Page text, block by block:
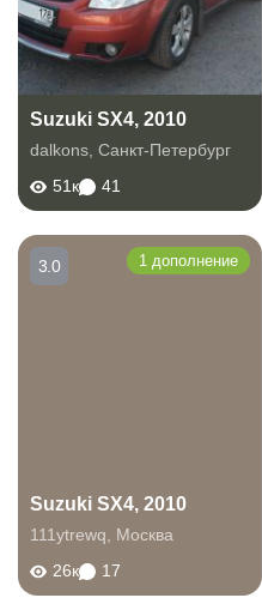
Suzuki SX4, 2010
dalkons Санкт-Петербург
51к
41
Suzuki SX4, 2010
111ytrewq
Москва
26к
17
3.0 1 дополнение